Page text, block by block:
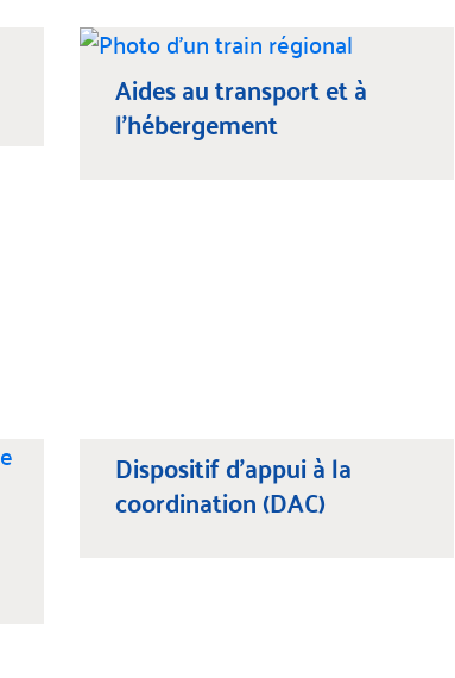
Aides au transport et à
l’hébergement
Dispositif d’appui à la
coordination (DAC)